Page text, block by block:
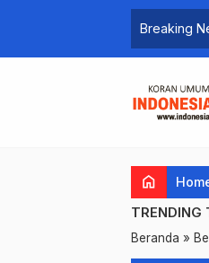
Breaking
home
TRENDING
Beranda »